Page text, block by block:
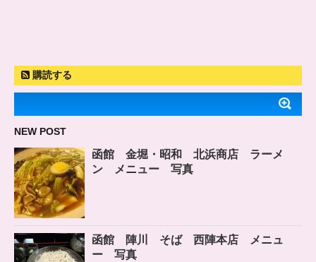
購読する
NEW POST
函館 金堀・昭和 北浜商店 ラーメ
ン メニュー 写真
函館 陣川 そば 西陣本店 メニュ
ー 写真